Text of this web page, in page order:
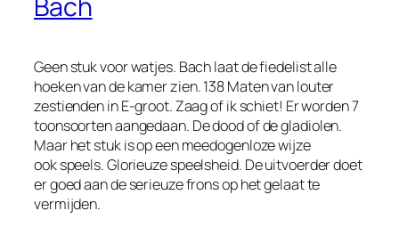
Geen stuk voor watjes. Bach laat de fiedelist alle
hoeken van de kamer zien. 138 Maten van louter
zestienden in E-groot. Zaag of ik schiet! Er worden 7
toonsoorten aangedaan. De dood of de gladiolen.
Maar het stuk is op een meedogenloze wijze
ookspeels.Glorieuze speelsheid. De uitvoerder doet
er goed aan de serieuze frons op het gelaat te
vermijden.